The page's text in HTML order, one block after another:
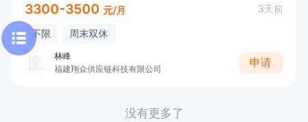
3300-3500 元/月 3天前
不限 周末双休
林峰
福建翔众供应链科技有限公司
申请
没有更多了